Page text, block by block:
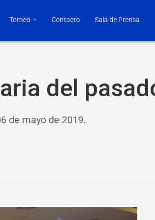
Torneo Contacto Sala de Prensa
del
de mayo de 2019.